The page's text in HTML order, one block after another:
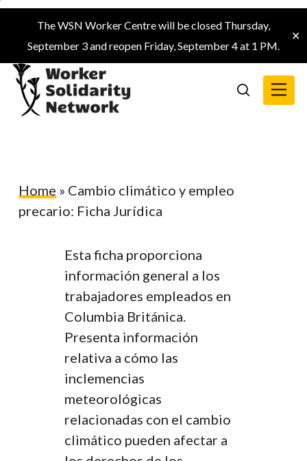
Skip
main
content
The WSN Worker Centre will be closed Thursday,
September 3 and reopen Friday, September 4 at 1 PM.
✕
search
Menu
Home » Cambio climático y empleo
precario: Ficha Jurídica
Esta ficha proporciona
información general a los
trabajadores empleados en
Columbia Británica.
Presenta información
relativa a cómo las
inclemencias
meteorológicas
relacionadas con el cambio
climático pueden afectar a